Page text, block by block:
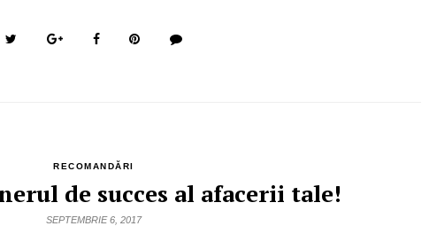
RECOMANDĂRI
de succes al afacerii tale!
SEPTEMBRIE 6, 2017